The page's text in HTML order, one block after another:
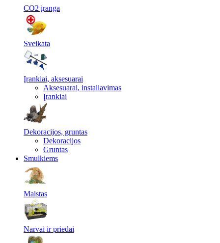
CO2 įranga
Sveikata
Įrankiai, aksesuarai
Aksesuarai, instaliavimas
Įrankiai
Dekoracijos, gruntas
Dekoracijos
Gruntas
Smulkiems
Maistas
Narvai ir priedai